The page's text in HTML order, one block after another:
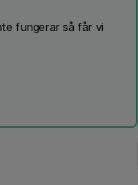
fungerar så får vi